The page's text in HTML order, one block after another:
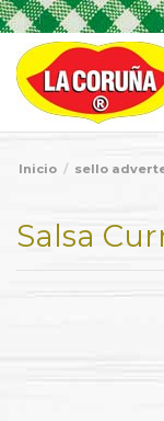
Inicio sello
Salsa